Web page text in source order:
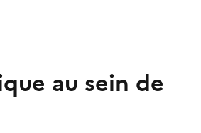
au sein de